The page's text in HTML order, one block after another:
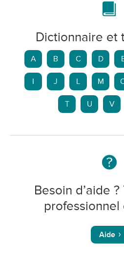
Dictionnaire et
A B C D
J L M
T U V
Besoin d’aide
professionnel
Aide